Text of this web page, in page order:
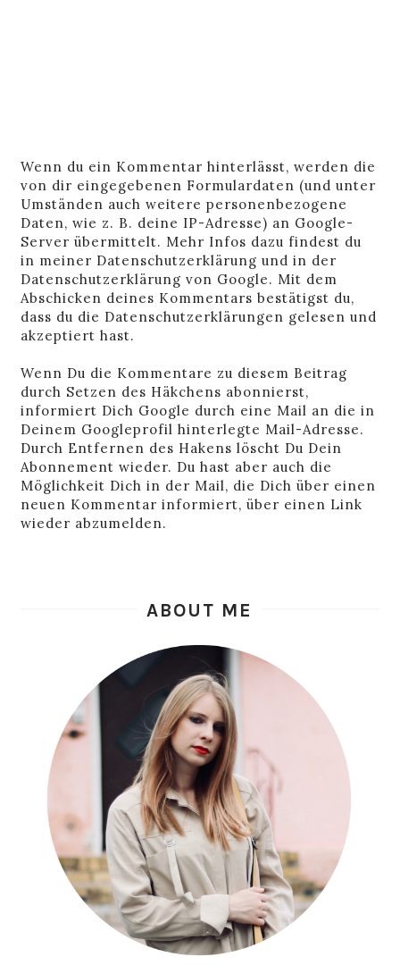
Wenn du ein Kommentar hinterlässt, werden die
von dir eingegebenen Formulardaten (und unter
Umständen auch weitere personenbezogene
Daten, wie z. B. deine IP-Adresse) an Google-
Server übermittelt. Mehr Infos dazu findest du
in meiner Datenschutzerklärung und in der
Datenschutzerklärung von Google. Mit dem
Abschicken deines Kommentars bestätigst du,
dass du die Datenschutzerklärungen gelesen und
akzeptiert hast.
Wenn Du die Kommentare zu diesem Beitrag
durch Setzen des Häkchens abonnierst,
informiert Dich Google durch eine Mail an die in
Deinem Googleprofil hinterlegte Mail-Adresse.
Durch Entfernen des Hakens löscht Du Dein
Abonnement wieder. Du hast aber auch die
Möglichkeit Dich in der Mail, die Dich über einen
neuen Kommentar informiert, über einen Link
wieder abzumelden.
ABOUT ME